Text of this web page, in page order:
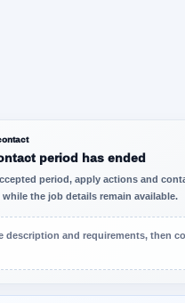
period has ended
period, apply actions and
while the job details remain available.
description and requirements, then